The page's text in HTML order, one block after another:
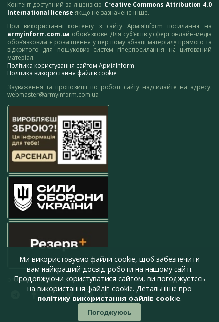
Контент доступний за ліцензією Creative Commons Attribution 4.0
International license якщо не зазначено інше.
При використанні контенту з сайту АрміяInform посилання на
armyinform.com.ua обов’язкове. Для суб’єктів у сфері онлайн-медіа
обов’язковим є розміщення у першому абзаці матеріалу прямого та
відкритого для пошукових систем гіперпосилання на цитований
матеріал.
Політика користування сайтом АрміяInform
Політика використання файлів cookie
Зауваження та пропозиції по роботі сайту надсилайте на адресу:
webmaster@armyinform.com.ua
press@armyinform.com.ua
Ми використовуємо файли cookie, щоб забезпечити
вам найкращий досвід роботи на нашому сайті.
Продовжуючи користуватися сайтом, ви погоджуєтесь
на використання файлів cookie. Детальніше про
політику використання файлів cookie.
Погоджуюсь